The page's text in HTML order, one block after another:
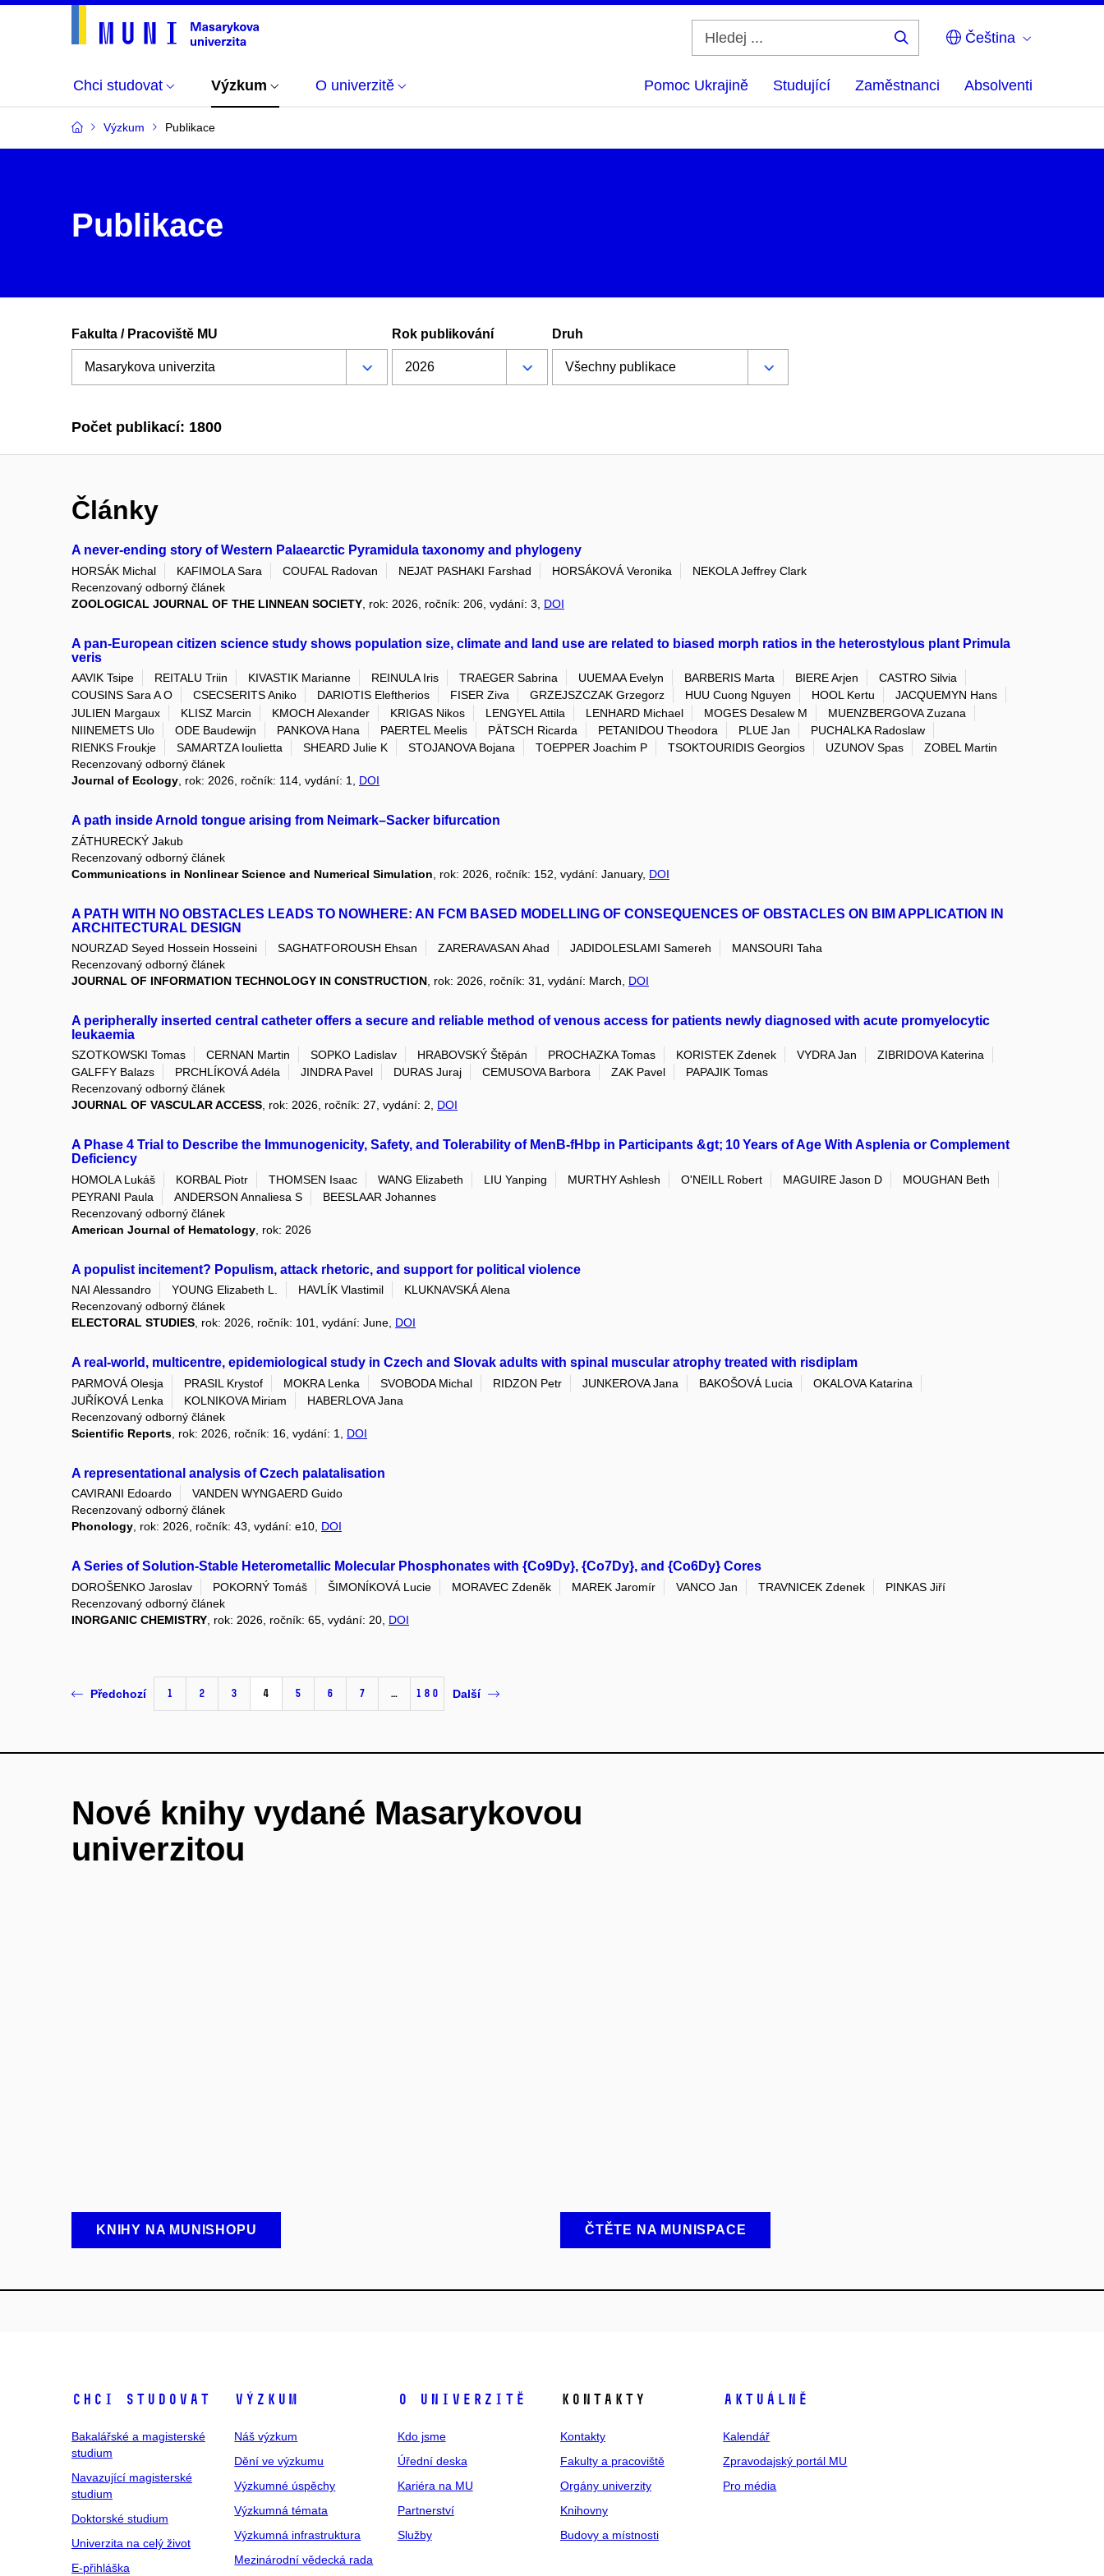
Čeština
Chci studovat Výzkum O univerzitě Pomoc Ukrajině Studující Zaměstnanci Absolventi
Výzkum Publikace
Publikace
Fakulta / Pracoviště MU Rok publikování Druh
Počet publikací: 1800
Články
A never-ending story of Western Palaearctic Pyramidula taxonomy and phylogeny
HORSÁK Michal KAFIMOLA Sara COUFAL Radovan NEJAT PASHAKI Farshad HORSÁKOVÁ Veronika
NEKOLA Jeffrey Clark
Recenzovaný odborný článek
ZOOLOGICAL JOURNAL OF THE LINNEAN SOCIETY , rok: 2026, ročník: 206, vydání: 3, DOI
A pan-European citizen science study shows population size, climate and land use are related to biased morph ratios in the heterostylous plant Primula
veris
AAVIK Tsipe REITALU Triin KIVASTIK Marianne REINULA Iris TRAEGER Sabrina UUEMAA Evelyn BARBERIS Marta BIERE Arjen
CASTRO Silvia
COUSINS Sara A O
CSECSERITS Aniko DARIOTIS Eleftherios FISER Ziva GRZEJSZCZAK Grzegorz HUU Cuong Nguyen HOOL Kertu
JACQUEMYN Hans
JULIEN Margaux
KLISZ Marcin KMOCH Alexander KRIGAS Nikos LENGYEL Attila LENHARD Michael MOGES Desalew M
MUENZBERGOVA Zuzana
NIINEMETS Ulo
ODE Baudewijn PANKOVA Hana PAERTEL Meelis PÄTSCH Ricarda PETANIDOU Theodora PLUE Jan
PUCHALKA Radoslaw
RIENKS Froukje
SAMARTZA Ioulietta SHEARD Julie K STOJANOVA Bojana TOEPPER Joachim P TSOKTOURIDIS Georgios UZUNOV Spas
ZOBEL Martin
Recenzovaný odborný článek
Journal of Ecology, rok: 2026, ročník: 114, vydání: 1, DOI
A path inside Arnold tongue arising from Neimark–Sacker bifurcation
ZÁTHURECKÝ Jakub
Recenzovaný odborný článek
Communications in Nonlinear Science and Numerical Simulation , rok: 2026, ročník: 152, vydání: January, DOI
A PATH WITH NO OBSTACLES LEADS TO NOWHERE: AN FCM BASED MODELLING OF CONSEQUENCES OF OBSTACLES ON BIM APPLICATION IN
ARCHITECTURAL DESIGN
NOURZAD Seyed Hossein Hosseini SAGHATFOROUSH Ehsan ZARERAVASAN Ahad JADIDOLESLAMI Samereh
MANSOURI Taha
Recenzovaný odborný článek
JOURNAL OF INFORMATION TECHNOLOGY IN CONSTRUCTION , rok: 2026, ročník: 31, vydání: March, DOI
A peripherally inserted central catheter offers a secure and reliable method of venous access for patients newly diagnosed with acute promyelocytic
leukaemia
SZOTKOWSKI Tomas CERNAN Martin SOPKO Ladislav HRABOVSKÝ Štěpán PROCHAZKA Tomas KORISTEK Zdenek VYDRA Jan
ZIBRIDOVA Katerina
GALFFY Balazs
PRCHLÍKOVÁ Adéla JINDRA Pavel DURAS Juraj CEMUSOVA Barbora ZAK Pavel
PAPAJIK Tomas
Recenzovaný odborný článek
JOURNAL OF VASCULAR ACCESS, rok: 2026, ročník: 27, vydání: 2, DOI
A Phase 4 Trial to Describe the Immunogenicity, Safety, and Tolerability of MenB-fHbp in Participants &gt; 10 Years of Age With Asplenia or Complement
Deficiency
HOMOLA Lukáš KORBAL Piotr THOMSEN Isaac WANG Elizabeth LIU Yanping MURTHY Ashlesh O'NEILL Robert MAGUIRE Jason D
MOUGHAN Beth
PEYRANI Paula
ANDERSON Annaliesa S
BEESLAAR Johannes
Recenzovaný odborný článek
American Journal of Hematology , rok: 2026
A populist incitement? Populism, attack rhetoric, and support for political violence
NAI Alessandro YOUNG Elizabeth L. HAVLÍK Vlastimil
KLUKNAVSKÁ Alena
Recenzovaný odborný článek
ELECTORAL STUDIES, rok: 2026, ročník: 101, vydání: June, DOI
A real-world, multicentre, epidemiological study in Czech and Slovak adults with spinal muscular atrophy treated with risdiplam
PARMOVÁ Olesja PRASIL Krystof MOKRA Lenka SVOBODA Michal RIDZON Petr JUNKEROVA Jana BAKOŠOVÁ Lucia
OKALOVA Katarina
JUŘÍKOVÁ Lenka
KOLNIKOVA Miriam
HABERLOVA Jana
Recenzovaný odborný článek
Scientific Reports , rok: 2026, ročník: 16, vydání: 1, DOI
A representational analysis of Czech palatalisation
CAVIRANI Edoardo
VANDEN WYNGAERD Guido
Recenzovaný odborný článek
Phonology, rok: 2026, ročník: 43, vydání: e10, DOI
A Series of Solution-Stable Heterometallic Molecular Phosphonates with {Co9Dy}, {Co7Dy}, and {Co6Dy} Cores
DOROŠENKO Jaroslav POKORNÝ Tomáš ŠIMONÍKOVÁ Lucie MORAVEC Zdeněk MAREK Jaromír VANCO Jan TRAVNICEK Zdenek
PINKAS Jiří
Recenzovaný odborný článek
INORGANIC CHEMISTRY , rok: 2026, ročník: 65, vydání: 20, DOI
Předchozí 1 2 3 4 5 6 7 … 180 Další
Nové knihy vydané Masarykovou
univerzitou
KNIHY NA MUNISHOPU ČTĚTE NA MUNISPACE
Chci studovat
Bakalářské a magisterské
studium
Navazující magisterské
studium
Doktorské studium
Univerzita na celý život
E-přihláška
Výzkum
Náš výzkum
Dění ve výzkumu
Výzkumné úspěchy
Výzkumná témata
Výzkumná infrastruktura
Mezinárodní vědecká rada
O univerzitě
Kdo jsme
Úřední deska
Kariéra na MU
Partnerství
Služby
Kontakty
Kontakty
Fakulty a pracoviště
Orgány univerzity
Knihovny
Budovy a místnosti
Aktuálně
Kalendář
Zpravodajský portál MU
Pro média